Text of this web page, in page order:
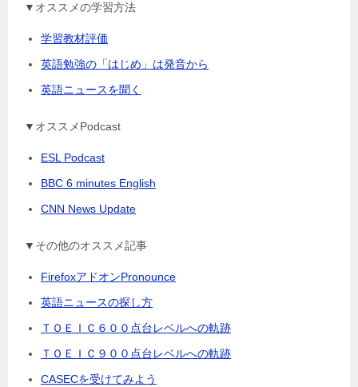
▼オススメの学習方法
学習教材評価
英語勉強の「はじめ」は発音から
英語ニュースを聞く
▼オススメPodcast
ESL Podcast
BBC 6 minutes English
CNN News Update
▼その他のオススメ記事
FirefoxアドオンPronounce
英語ニュースの探し方
ＴＯＥＩＣ６００点台レベルへの軌跡
ＴＯＥＩＣ９００点台レベルへの軌跡
CASECを受けてみよう